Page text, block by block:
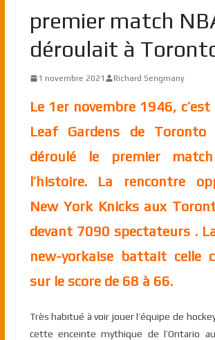
premier match
déroulait à
1 novembre 2021 Richard Sengmany
Le 1er novembre 1946,
Leaf Gardens de Toronto
déroulé le premier
l’histoire. La rencontre
New York Knicks aux
devant 7090 spectateurs .
new-yorkaise battait celle
sur le score de 68 à 66.
Très habitué à voir jouer l’équipe de
cette enceinte mythique de l’Ontario au